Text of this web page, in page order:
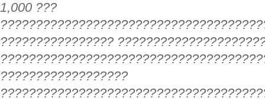
1,000 ???
????????????????
??????????????????